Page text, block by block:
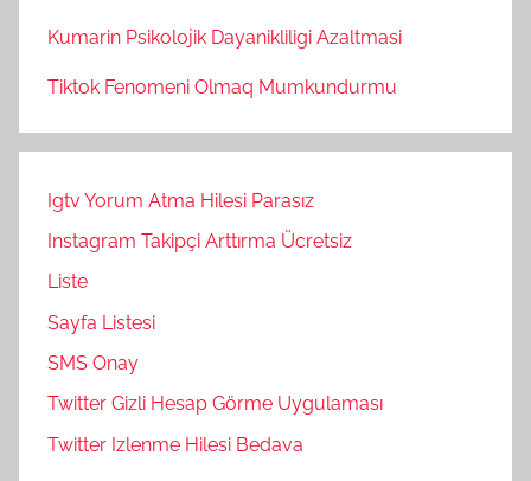
Kumarin Psikolojik Dayanikliligi Azaltmasi
Tiktok Fenomeni Olmaq Mumkundurmu
Igtv Yorum Atma Hilesi Parasız
Instagram Takipçi Arttırma Ücretsiz
Liste
Sayfa Listesi
SMS Onay
Twitter Gizli Hesap Görme Uygulaması
Twitter Izlenme Hilesi Bedava